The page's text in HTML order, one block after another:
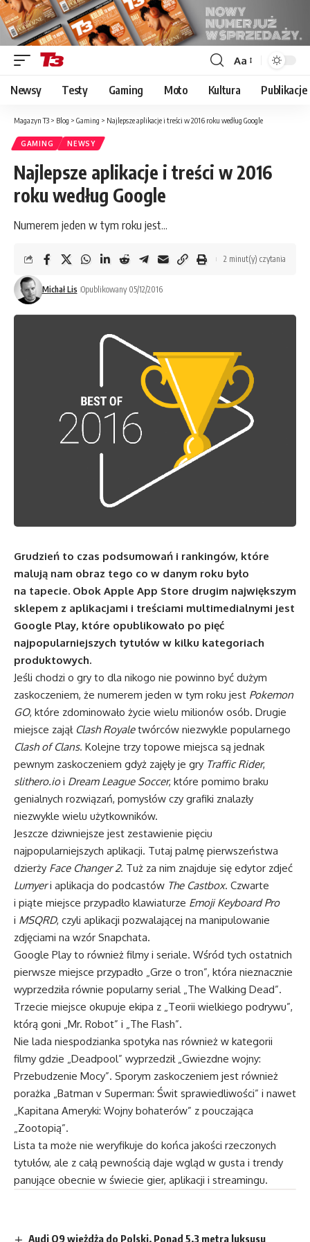
Font
Resizer
Aa
Newsy Testy Gaming Moto Kultura Publikacje
Magazyn T3 > Blog > Gaming > Najlepsze aplikacje i treści w 2016 roku według Google
GAMING NEWSY
Najlepsze aplikacje i treści w 2016
roku według Google
Numerem jeden w tym roku jest...
Michał Lis Opublikowany 05/12/2016
2 minut(y) czytania
Grudzień to czas podsumowań i rankingów, które
malują nam obraz tego co w danym roku było
na tapecie. Obok Apple App Store drugim największym
sklepem z aplikacjami i treściami multimedialnymi jest
Google Play, które opublikowało po pięć
najpopularniejszych tytułów w kilku kategoriach
produktowych.
Jeśli chodzi o gry to dla nikogo nie powinno być dużym
zaskoczeniem, że numerem jeden w tym roku jest Pokemon
GO, które zdominowało życie wielu milionów osób. Drugie
miejsce zajął Clash Royaletwórców niezwykle popularnego
Clash of Clans. Kolejne trzy topowe miejsca są jednak
pewnym zaskoczeniem gdyż zajęły je gry Traffic Rider,
slithero.ioi Dream League Soccer, które pomimo braku
genialnych rozwiązań, pomysłów czy grafiki znalazły
niezwykle wielu użytkowników.
Jeszcze dziwniejsze jest zestawienie pięciu
najpopularniejszych aplikacji. Tutaj palmę pierwszeństwa
dzierży Face Changer 2. Tuż za nim znajduje się edytor zdjeć
Lumyeri aplikacja do podcastów The Castbox. Czwarte
i piąte miejsce przypadło klawiaturze Emoji Keyboard Pro
i MSQRD, czyli aplikacji pozwalającej na manipulowanie
zdjęciami na wzór Snapchata.
Google Play to również filmy i seriale. Wśród tych ostatnich
pierwsze miejsce przypadło „Grze o tron”, która nieznacznie
wyprzedziła równie popularny serial „The Walking Dead”.
Trzecie miejsce okupuje ekipa z „Teorii wielkiego podrywu”,
którą goni „Mr. Robot” i „The Flash”.
Nie lada niespodzianka spotyka nas również w kategorii
filmy gdzie „Deadpool” wyprzedził „Gwiezdne wojny:
Przebudzenie Mocy”. Sporym zaskoczeniem jest również
porażka „Batman v Superman: Świt sprawiedliwości” i nawet
„Kapitana Ameryki: Wojny bohaterów” z pouczająca
„Zootopią”.
Lista ta może nie weryfikuje do końca jakości rzeczonych
tytułów, ale z całą pewnością daje wgląd w gusta i trendy
panujące obecnie w świecie gier, aplikacji i streamingu.
Audi Q9 wjeżdża do Polski. Ponad 5,3 metra luksusu